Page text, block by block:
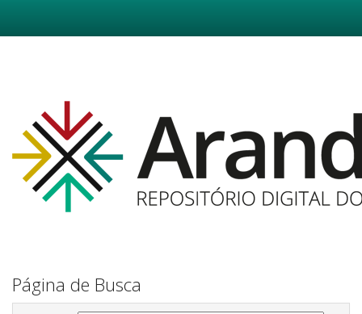
Página de Busca